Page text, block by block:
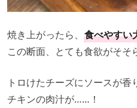
焼き上がったら、 食べやすい
この断面、とても食欲がそそ
トロけたチーズにソースが
チキンの肉汁が……！